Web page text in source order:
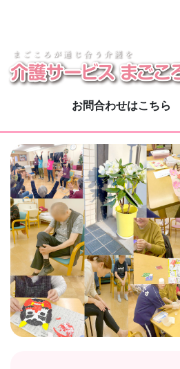
お問合わせはこちら